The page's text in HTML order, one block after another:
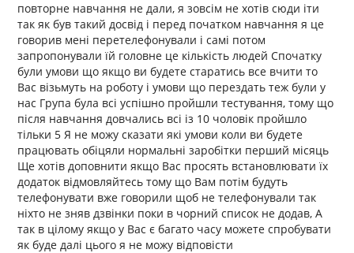
повторне навчання не дали, я зовсім не хотів сюди іти
так як був такий досвід і перед початком навчання я це
говорив мені перетелефонували і самі потом
запропонували їй головне це кількість людей Спочатку
були умови що якщо ви будете старатись все вчити то
Вас візьмуть на роботу і умови що перездать теж були у
нас Група була всі успішно пройшли тестування, тому що
після навчання довчались всі із 10 чоловік пройшло
тільки 5 Я не можу сказати які умови коли ви будете
працювать обіцяли нормальні заробітки перший місяць
Ще хотів доповнити якщо Вас просять встановлювати їх
додаток відмовляйтесь тому що Вам потім будуть
телефонувати вже говорили щоб не телефонували так
ніхто не зняв дзвінки поки в чорний список не додав, А
так в цілому якщо у Вас є багато часу можете спробувати
як буде далі цього я не можу відповісти